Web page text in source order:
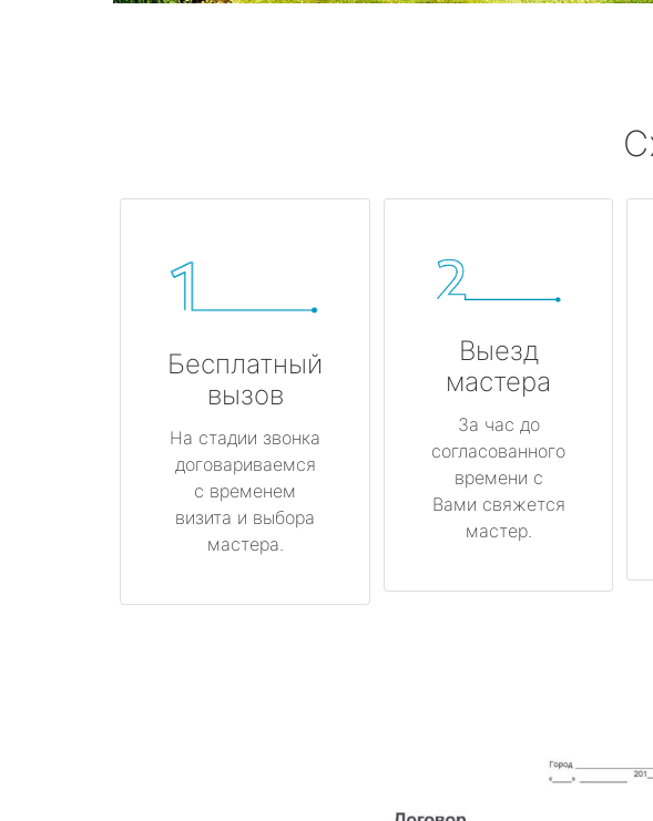
Бесплатный
вызов
На стадии звонка
договариваемся
с временем
визита и выбора
мастера.
Выезд
мастера
За час до
согласованного
времени с
Вами свяжется
мастер.